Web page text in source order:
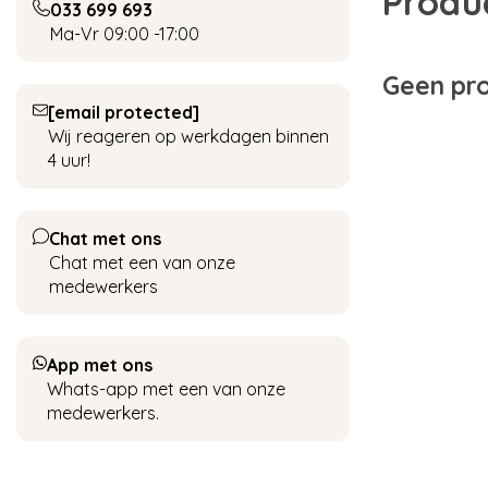
033 699 693
Ma-Vr 09:00 -17:00
[email protected]
Wij reageren op werkdagen binnen
4 uur!
Chat met ons
Chat met een van onze
medewerkers
App met ons
Whats-app met een van onze
medewerkers.
Geen